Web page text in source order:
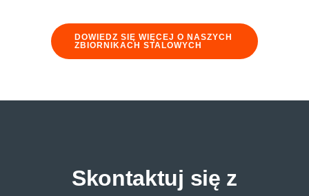
DOWIEDZ SIĘ WIĘCEJ O NASZYCH
ZBIORNIKACH STALOWYCH
Skontaktuj się z